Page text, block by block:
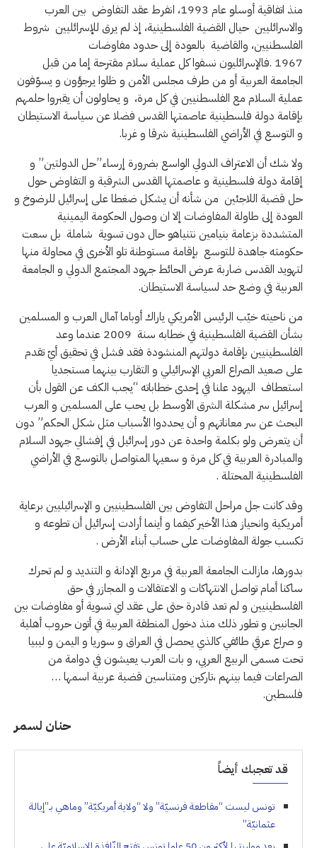
منذ اتفاقية أوسلو عام 1993، انفرط عقد التفاوض بين العرب
والاسرائليين حيال القضية الفلسطينية، إذ لم يرق للإسرائليين شروط
الفلسطنيين، والقاضية بالعودة إلى حدود مفاوضات
1967 .فالإسرائليون نسفوا كل عملية سلام مقترحة إما من قبل
الجامعة العربية أو من طرف مجلس الأمن و ظلوا يرجؤون و يسوّفون
عملية السلام مع الفلسطنيين في كل مرة، و يحاولون أن يقبروا حلمهم
بإقامة دولة فلسطينية عاصمتها القدس فضلا عن سياسة الاستيطان
و التوسع في الأراضي الفلسطينية شرقا و غربا.
ولا شك أن الاعتراف الدولي الواسع بضرورة إرساء”حل الدولتين” و
إقامة دولة فلسطينية و عاصمتها القدس الشرقية و التفاوض حول
حل قضية اللاجئين من شأنه أن يشكل ضغطا على إسرائيل للرضوخ و
العودة إلى طاولة المفاوضات إلا ان وصول الحكومة اليمينية
المتشددة بزعامة بنيامين نتنياهو حال دون تسوية شاملة بل سعت
حكومته جاهدة للتوسع بإقامة مستوطنة تلو الأخرى في محاولة منها
لتهويد القدس ضاربة عرض الحائط جهود المجتمع الدولي و الجامعة
العربية في وضع حد لسياسة الاستيطان.
من ناحيته خيّب الرئيس الأمريكي ياراك أوباما آمال العرب و المسلمين
بشأن القضية الفلسطينية في خطابه سنة 2009 عندما وعد
الفلسطينيين بإقامة دولتهم المنشودة فقد فشل في تحقيق أيّ تقدم
على صعيد الصراع العربي الإسرائيلي و التقارب بينهما مستجديا
استعطاف اليهود علنا في إحدى خطاباته “يجب الكف عن القول بأن
إسرائيل سر مشكلة الشرق الأوسط بل يحب على المسلمين و العرب
البحث عن سر معاناتهم و أن يحددوا الأسباب مثل شكل الحكم” دون
أن يتعرض ولو بكلمة واحدة عن دور إسرائيل في إفشالي جهود السلام
والمبادرة العربية في كل مرة و سعيها المتواصل بالتوسع في الأراضي
الفلسطينية المحتلة .
وقد كانت جل مراحل التفاوض بين الفلسطينيين و الإسرائيليين برعاية
أمريكية وانحياز هذا الأخير كيفما و أينما أرادت إسرائيل أن تطوعه و
تكسب جولة المفاوضات على حساب أبناء الأرض .
بدورها، مازالت الجامعة العربية في مربع الإدانة و التنديد و لم تحرك
ساكنا أمام تواصل الانتهاكات و الاعتقالات و المجازر في حق
الفلسطينيين و لم تعد قادرة حتى على عقد اي تسوية أو مفاوضات بين
الجانبين و تطور ذلك منذ دخول المنطقة العربية في أتون حروب أهلية
و صراع عرقي طائفي كالذي يحصل في العراق و سوريا و اليمن و ليبيا
تحت مسمى الربيع العربي، و بات العرب يعيشون في دوامة من
الصراعات فيما بينهم ،تاركين ومتناسين قضية عربية اسمها …
فلسطين.
حنان لسمر
قد تعجبك أيضاً
تونس ليست “مقاطعة فرنسيّة” ولا “ولاية أمريكيّة” وماهي بـ”إيالة
عثمانيّة”